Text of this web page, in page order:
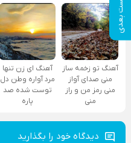
پست بعدی
آهنگ تو زخمه ساز
منی صدای آواز
منی رمز من و راز
منی
آهنگ ای زن تنها
مرد آواره وطن دل
توست شده صد
پاره
دیدگاه خود را بگذارید